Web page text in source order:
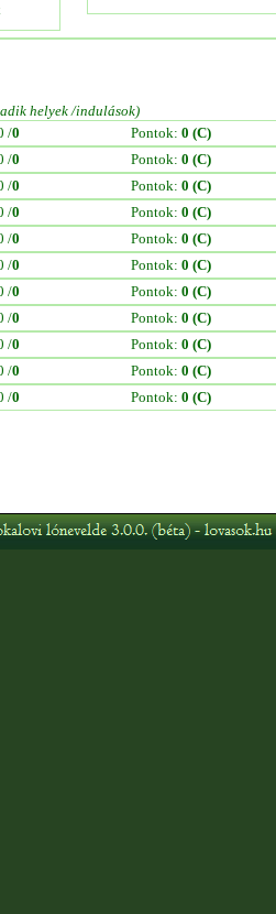
helyek /indulások)
/0 Pontok: 0 (C)
/0 Pontok: 0 (C)
/0 Pontok: 0 (C)
/0 Pontok: 0 (C)
/0 Pontok: 0 (C)
/0 Pontok: 0 (C)
/0 Pontok: 0 (C)
/0 Pontok: 0 (C)
/0 Pontok: 0 (C)
/0 Pontok: 0 (C)
/0 Pontok: 0 (C)